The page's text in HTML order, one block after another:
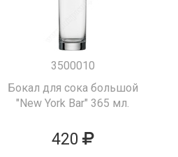
3500010
Бокал для сока большой
"New York Bar" 365 мл.
420